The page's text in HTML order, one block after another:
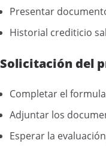
Presentar
Historial crediticio
Solicitación del
Completar el
Adjuntar los
Esperar la